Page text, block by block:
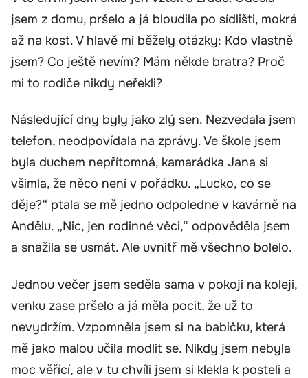
jsem z domu, pršelo a já bloudila po sídlišti, mokrá
až na kost. V hlavě mi běžely otázky: Kdo vlastně
jsem? Co ještě nevím? Mám někde bratra? Proč
mi to rodiče nikdy neřekli?
Následující dny byly jako zlý sen. Nezvedala jsem
telefon, neodpovídala na zprávy. Ve škole jsem
byla duchem nepřítomná, kamarádka Jana si
všimla, že něco není v pořádku. „Lucko, co se
děje?“ ptala se mě jedno odpoledne v kavárně na
Andělu. „Nic, jen rodinné věci,“ odpověděla jsem
a snažila se usmát. Ale uvnitř mě všechno bolelo.
Jednou večer jsem seděla sama v pokoji na koleji,
venku zase pršelo a já měla pocit, že už to
nevydržím. Vzpomněla jsem si na babičku, která
mě jako malou učila modlit se. Nikdy jsem nebyla
moc věřící, ale v tu chvíli jsem si klekla k posteli a